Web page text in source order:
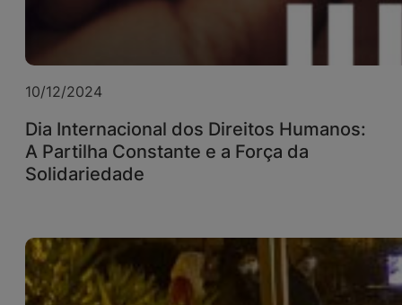
10/12/2024
Dia Internacional dos Direitos Humanos:
A Partilha Constante e a Força da
Solidariedade